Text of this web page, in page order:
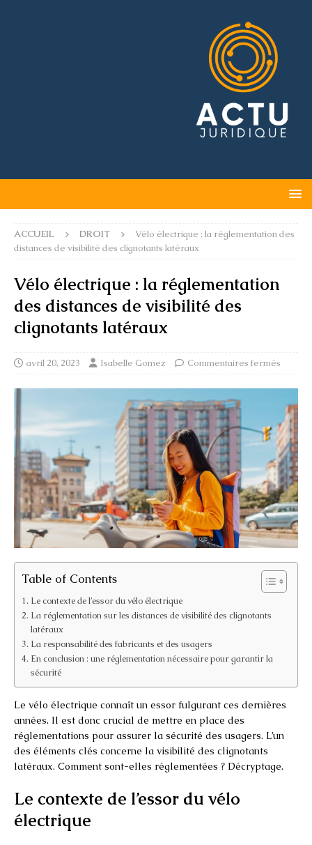
ACCUEIL DROIT
Vélo électrique : la réglementation des
distances de visibilité des clignotants latéraux
Vélo électrique : la réglementation
des distances de visibilité des
clignotants latéraux
avril 20, 2023 Isabelle Gomez Commentaires fermés
Table of Contents
Le contexte de l’essor du vélo électrique
La réglementation sur les distances de visibilité des clignotants
latéraux
La responsabilité des fabricants et des usagers
En conclusion : une réglementation nécessaire pour garantir la
sécurité
Le vélo électrique connaît un essor fulgurant ces dernières
années. Il est donc crucial de mettre en place des
réglementations pour assurer la sécurité des usagers. L’un
des éléments clés concerne la visibilité des clignotants
latéraux. Comment sont-elles réglementées ? Décryptage.
Le contexte de l’essor du vélo
électrique